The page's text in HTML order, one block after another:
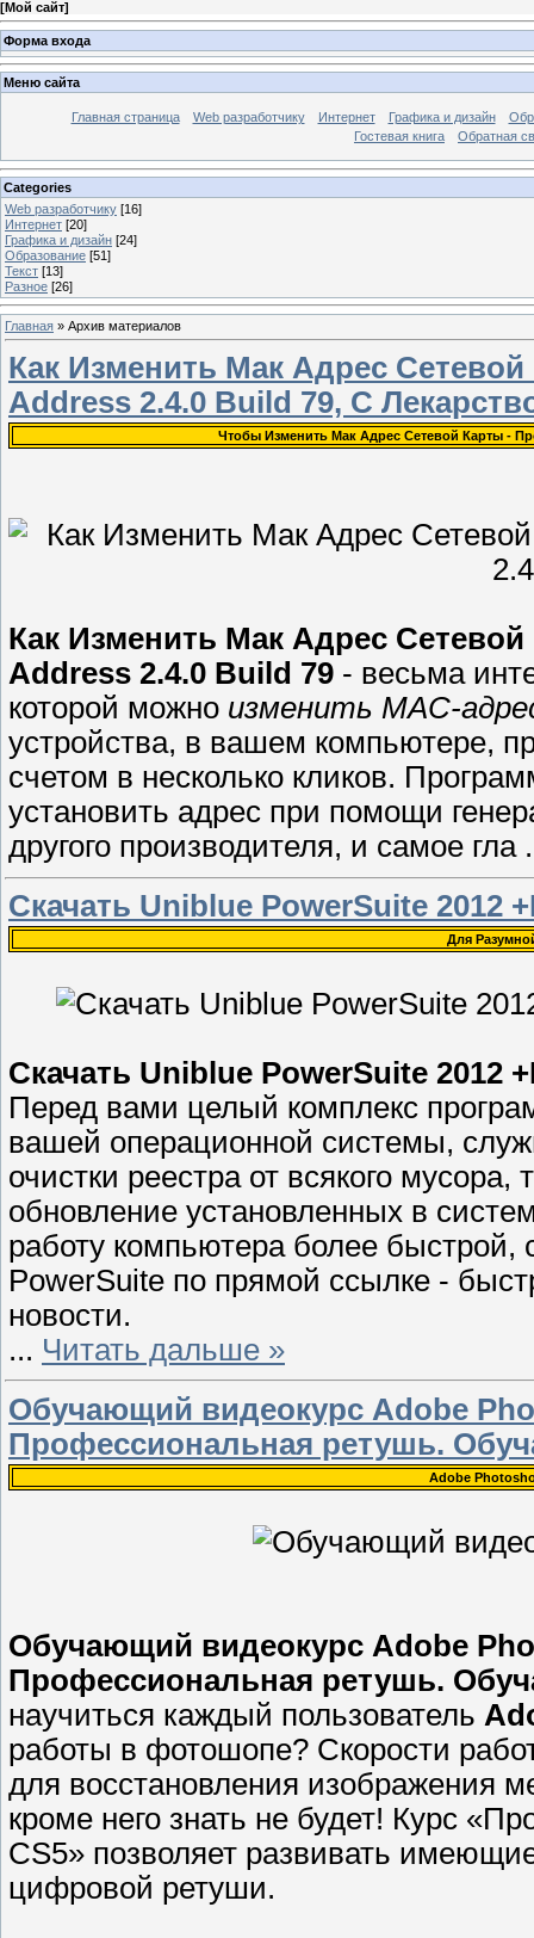
[Мой сайт]
Форма входа
Меню сайта
Главная страница Web разработчику Интернет Графика и дизайн
Гостевая книга
Обратная
Categories
Web разработчику [16]
Интернет [20]
Графика и дизайн [24]
Образование [51]
Текст [13]
Разное [26]
Главная » Архив материалов
Как Изменить Мак Адрес
Address 2.4.0 Build 79, С
Чтобы Изменить Мак Адрес Сетевой Карты -
Как Изменить Мак Адрес
Address 2.4.0 Build 79 - весьма
которой можно изменить MAC-
устройства, в вашем компьютере,
счетом в несколько кликов.
установить адрес при помощи
другого производителя, и самое гла
Скачать Uniblue PowerSuite 2012
Для
Скачать Uniblue PowerSuite 2012
Перед вами целый комплекс
вашей операционной системы,
очистки реестра от всякого
обновление установленных в
работу компьютера более
PowerSuite по прямой ссылке -
новости.
... Читать дальше »
Обучающий видеокурс Adobe
Профессиональная ретушь.
Adobe
Обучающий видеокурс Adobe
Профессиональная ретушь.
научиться каждый пользователь
работы в фотошопе? Скорости
для восстановления изображения
кроме него знать не будет! Курс
CS5» позволяет развивать
цифровой ретуши.